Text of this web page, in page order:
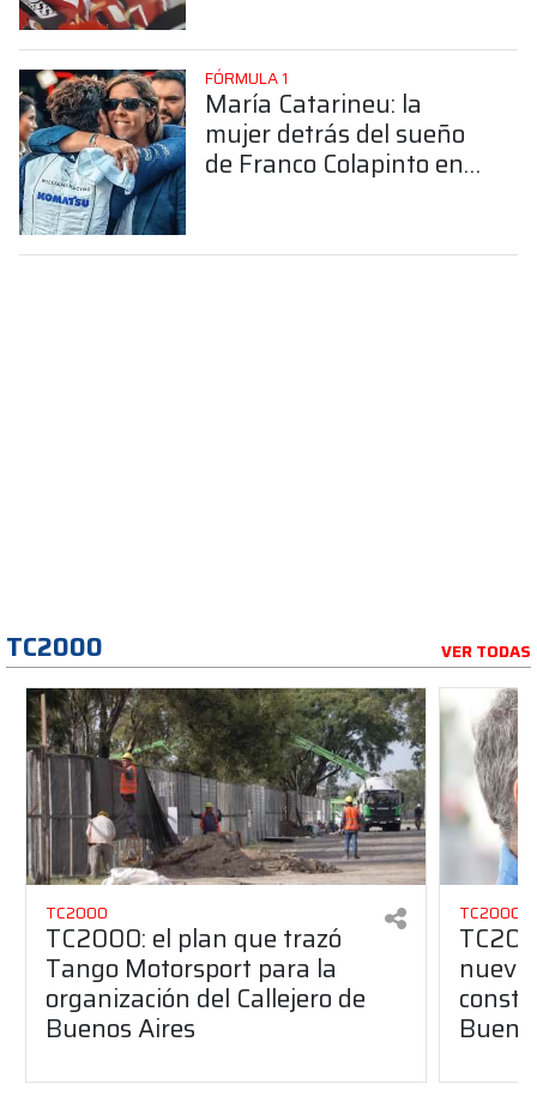
FÓRMULA 1
María Catarineu: la
mujer detrás del sueño
de Franco Colapinto en
TC2000 VER TODAS
TC2000
TC2000: el plan que trazó
Tango Motorsport para la
organización del Callejero de
Buenos Aires
TC2000